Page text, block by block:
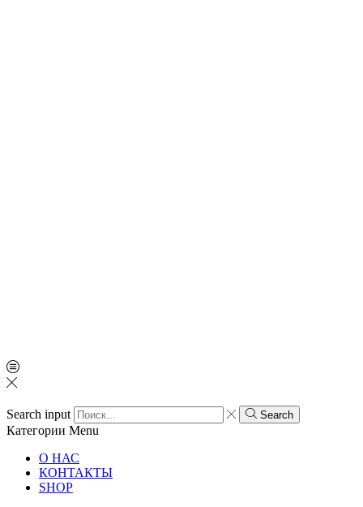
Search input Search
Категории Menu
О НАС
КОНТАКТЫ
SHOP